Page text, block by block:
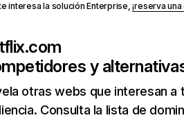
interesa la solución Enterprise,¡reserva
y
otras webs que interesan a
Consulta la lista de